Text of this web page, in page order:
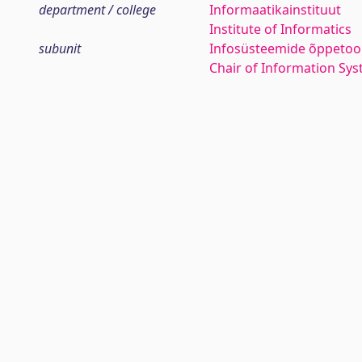
department / college
Informaatikainstituut
Institute of Informatics
subunit
Infosüsteemide
Chair of Information